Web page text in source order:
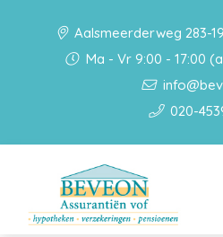
Aalsmeerderweg 283-
Ma - Vr 9:00 - 17:00
020-